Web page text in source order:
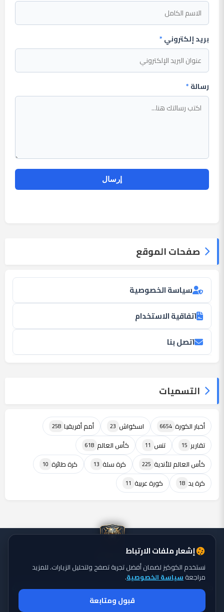
بريد إلكتروني*
رسالة*
صفحات الموقع
سياسة الخصوصية
اتفاقية الاستخدام
اتصل بنا
التسميات
أخبار الكورة 6654 اسكواش 23 أمم أفريقيا 258
تقارير 15 تنس 11 كأس العالم 618
كأس العالم للأندية 225 كرة سلة 13 كرة طائرة 10
كرة يد 18 كورة عربية 11
جميع الحقوق محفوظة ©تايجر الكورة: موقع يقدم أحدث أخبار الكورة
2026
إشعار ملفات الارتباط
نستخدم الكوكيز لضمان أفضل تجربة تصفح ولتحليل الزيارات. للمزيد
مراجعةسياسة الخصوصية.
قبول ومتابعة